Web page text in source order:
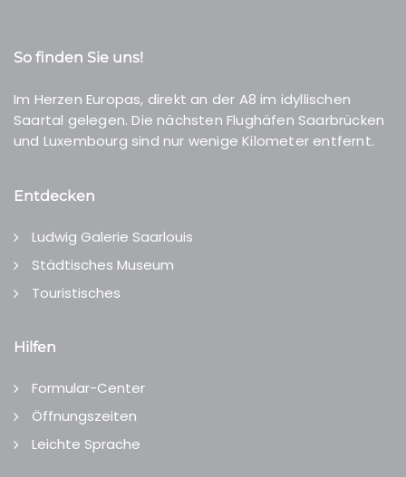
So finden Sie uns!
Im Herzen Europas, direkt an der A8 im idyllischen
Saartal gelegen. Die nächsten Flughäfen Saarbrücken
und Luxembourg sind nur wenige Kilometer entfernt.
Entdecken
Ludwig Galerie Saarlouis
Städtisches Museum
Touristisches
Hilfen
Formular-Center
Öffnungszeiten
Leichte Sprache